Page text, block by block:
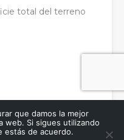
total del terreno
que damos la mejor
web. Si sigues utilizando
estás de acuerdo.